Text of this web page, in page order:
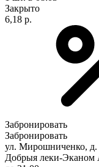
Закрыто
6,18 р.
Забронировать
Забронировать
ул. Мирошниченко,
Добрыя леки-Эканом